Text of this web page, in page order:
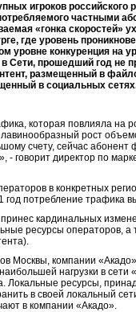
игроков
частными
«гонка скоростей»
где уровень
уровне конкуренция на
Сети, прошедший год не
размещенный в
в социальных
которая повлияла на
рост
счету, сейчас
- говорит директор по
в конкретных
потребление трафика
кардинальных
ресурсы операторов,
Москвы, компании
нагрузки в сети
ресурсы,
в своей локальный
в компании «Акадо».